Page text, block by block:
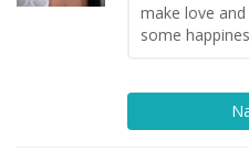
make love
some happines